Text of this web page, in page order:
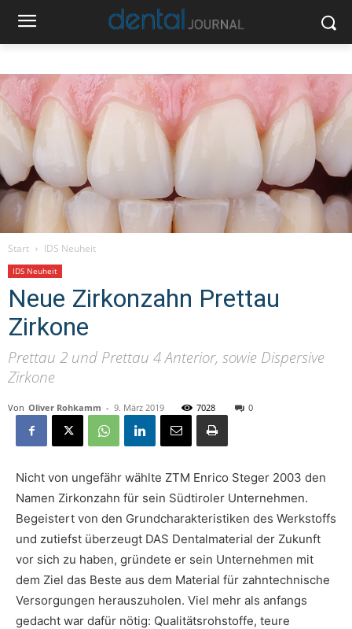
Start IDS Neuheit
IDS Neuheit
Neue Zirkonzahn Prettau
Zirkone
Prettau 2 und Prettau 4 Anterior, sowie Dispersive
Zirkone
Von Oliver Rohkamm - 9. März 2019 7028 0
Nicht von ungefähr wählte ZTM Enrico Steger 2003 den
Namen Zirkonzahn für sein Südtiroler Unternehmen.
Begeistert von den Grundcharakteristiken des Werkstoffs
und zutiefst überzeugt DAS Dentalmaterial der Zukunft
vor sich zu haben, gründete er sein Unternehmen mit
dem Ziel das Beste aus dem Material für zahntechnische
Versorgungen herauszuholen. Viel mehr als anfangs
gedacht war dafür nötig: Qualitätsrohstoffe, teure